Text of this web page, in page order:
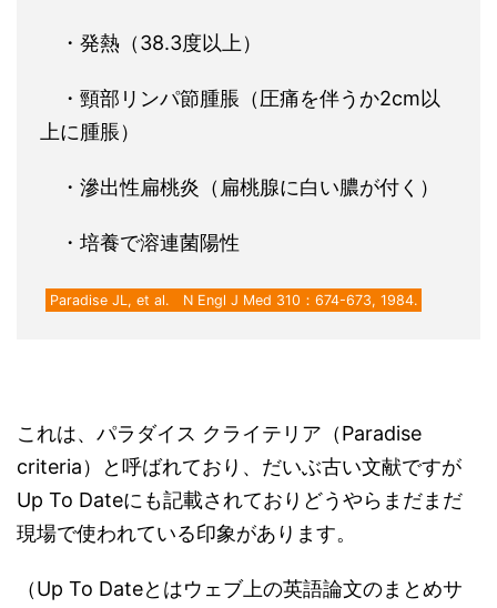
・発熱（38.3度以上）
・頸部リンパ節腫脹（圧痛を伴うか2cm以
上に腫脹）
・滲出性扁桃炎（扁桃腺に白い膿が付く）
・培養で溶連菌陽性
Paradise JL, et al. N Engl J Med 310：674-673, 1984.
これは、パラダイス クライテリア（Paradise
criteria）と呼ばれており、だいぶ古い文献ですが
Up To Dateにも記載されておりどうやらまだまだ
現場で使われている印象があります。
（Up To Dateとはウェブ上の英語論文のまとめサ